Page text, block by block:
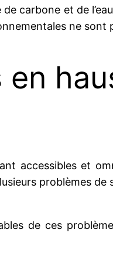
carbone et de
ne sont
accessibles et
problèmes de
de ces